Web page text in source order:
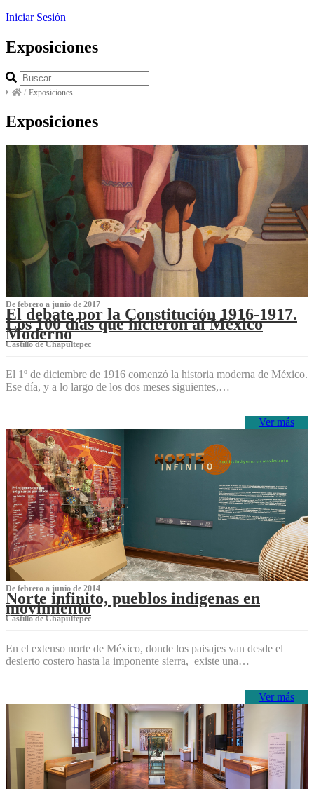
Iniciar Sesión
Exposiciones
/ Exposiciones
Exposiciones
De febrero a junio de 2017
El debate por la Constitución 1916-1917.
Los 100 días que hicieron al México
Moderno
Castillo de Chapultepec
El 1º de diciembre de 1916 comenzó la historia moderna de México.
Ese día, y a lo largo de los dos meses siguientes,…
Ver más
De febrero a junio de 2014
Norte infinito, pueblos indígenas en
movimiento
Castillo de Chapultepec
En el extenso norte de México, donde los paisajes van desde el
desierto costero hasta la imponente sierra, existe una…
Ver más